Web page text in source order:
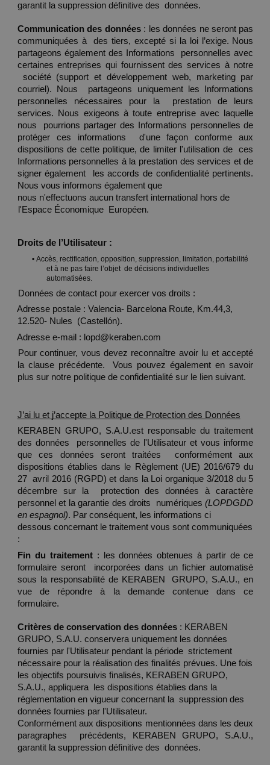
garantit la suppression définitive des  données.
Communication des données : les données ne seront pas
communiquées à  des tiers, excepté si la loi l’exige. Nous
partageons également des Informations  personnelles avec
certaines entreprises qui fournissent des services à notre
société (support et développement web, marketing par
courriel). Nous  partageons uniquement les Informations
personnelles nécessaires pour la  prestation de leurs
services. Nous exigeons à toute entreprise avec laquelle
nous  pourrions partager des Informations personnelles de
protéger ces informations  d'une façon conforme aux
dispositions de cette politique, de limiter l'utilisation de  ces
Informations personnelles à la prestation des services et de
signer également  les accords de confidentialité pertinents.
Nous vous informons également que
nous n'effectuons aucun transfert international hors de
l'Espace Économique  Européen.
Droits de l’Utilisateur :
• Accès, rectification, opposition, suppression, limitation, portabilité
et à ne pas faire l’objet  de décisions individuelles
automatisées.
Données de contact pour exercer vos droits :
Adresse postale : Valencia- Barcelona Route, Km.44,3,
12.520- Nules  (Castellón).
Adresse e-mail : lopd@keraben.com
Pour continuer, vous devez reconnaître avoir lu et accepté
la clause précédente.  Vous pouvez également en savoir
plus sur notre politique de confidentialité sur le lien suivant.
J’ai lu et j’accepte la Politique de Protection des Données
KERABEN GRUPO, S.A.U.est responsable du traitement
des données  personnelles de l'Utilisateur et vous informe
que ces données seront traitées  conformément aux
dispositions établies dans le Règlement (UE) 2016/679 du
27  avril 2016 (RGPD) et dans la Loi organique 3/2018 du 5
décembre sur la  protection des données à caractère
personnel et la garantie des droits  numériques (LOPDGDD
en espagnol). Par conséquent, les informations ci
dessous concernant le traitement vous sont communiquées
:
Fin du traitement : les données obtenues à partir de ce
formulaire seront  incorporées dans un fichier automatisé
sous la responsabilité de KERABEN  GRUPO, S.A.U., en
vue de répondre à la demande contenue dans ce
formulaire.
Critères de conservation des données : KERABEN
GRUPO, S.A.U. conservera uniquement les données
fournies par l'Utilisateur pendant la période  strictement
nécessaire pour la réalisation des finalités prévues. Une fois
les objectifs poursuivis finalisés, KERABEN GRUPO,
S.A.U., appliquera  les dispositions établies dans la
réglementation en vigueur concernant la  suppression des
données fournies par l'Utilisateur.
Conformément aux dispositions mentionnées dans les deux
paragraphes  précédents, KERABEN GRUPO, S.A.U.,
garantit la suppression définitive des  données.